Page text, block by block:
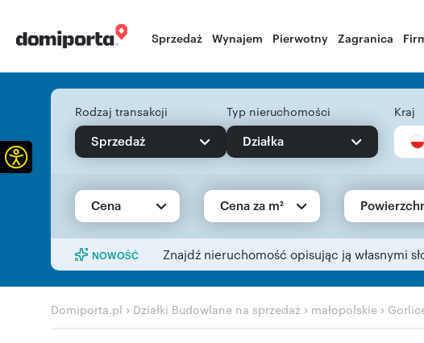
Sprzedaż Wynajem Pierwotny Zagranica
Rodzaj transakcji
Sprzedaż
Typ nieruchomości
Działka
Kraj
Cena Cena za m²
NOWOŚĆ Znajdź nieruchomość opisując ją własnymi
Domiporta.pl › Działki Budowlane na sprzedaż › małopolskie ›
Otwórz pasek narzędzi